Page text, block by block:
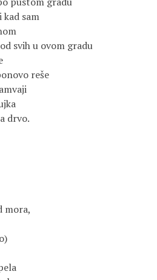
kad sam
svih u ovom gradu
reše
drvo.
mora,